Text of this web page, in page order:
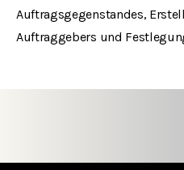
Auftragsgegenstandes,
Auftraggebers und